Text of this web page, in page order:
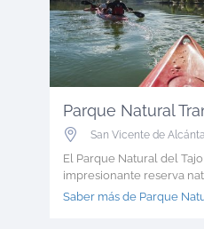
San Vicente de
El Parque Natural del
impresionante reserva
Saber más de Parque